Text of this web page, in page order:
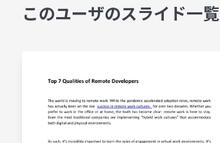
このユーザのスライド一覧